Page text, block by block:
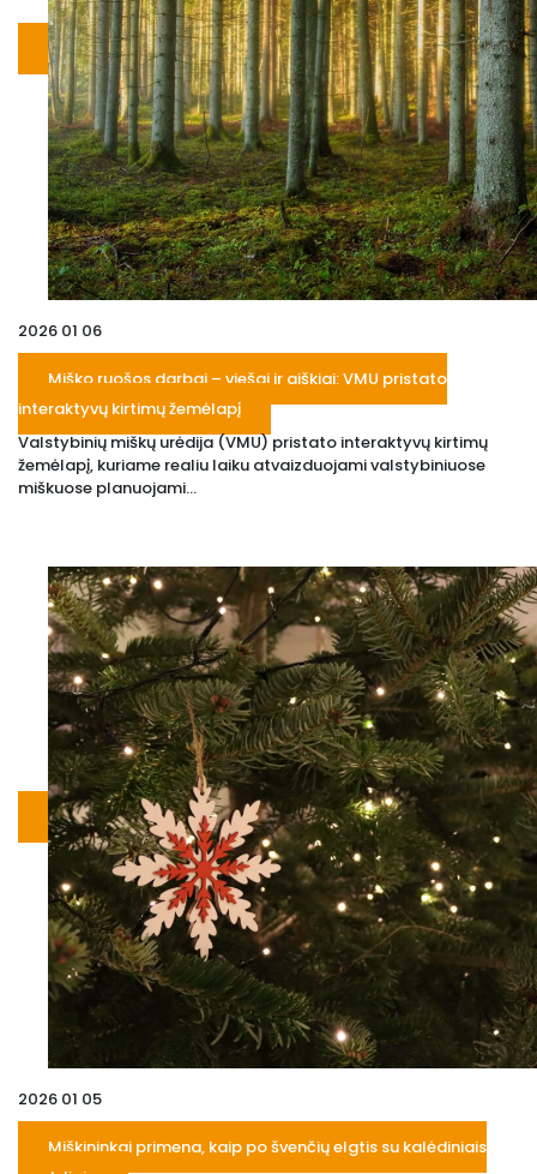
2026 01 06
Miško ruošos darbai – viešai ir aiškiai: VMU pristato
interaktyvų kirtimų žemėlapį
Valstybinių miškų urėdija (VMU) pristato interaktyvų kirtimų
žemėlapį, kuriame realiu laiku atvaizduojami valstybiniuose
miškuose planuojami...
2026 01 05
Miškininkai primena, kaip po švenčių elgtis su kalėdiniais